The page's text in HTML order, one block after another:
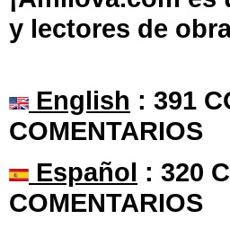
y lectores de
English : 391
COMENTARIOS
Español : 320
COMENTARIOS